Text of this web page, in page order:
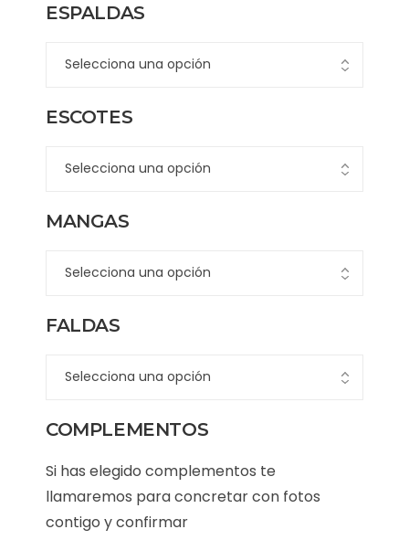
ESPALDAS
ESCOTES
MANGAS
FALDAS
COMPLEMENTOS
Si has elegido complementos te
llamaremos para concretar con fotos
contigo y confirmar